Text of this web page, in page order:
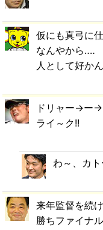
仮にも真弓に
なんやから‥‥
人として好かん
ドリャー→
ライ～ク!!
わ～、カ
来年監督を続
勝ちファイナ